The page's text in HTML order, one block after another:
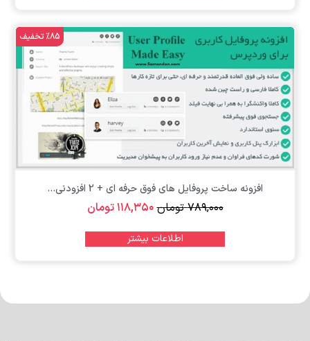
%85 تخفیف
افزونه ساخت پروفایل های فوق حرفه ای + 2 افزودنی...
۷۸۹,۰۰۰ تومان۱۱۸,۳۵۰تومان
اطلاعات بیشتر